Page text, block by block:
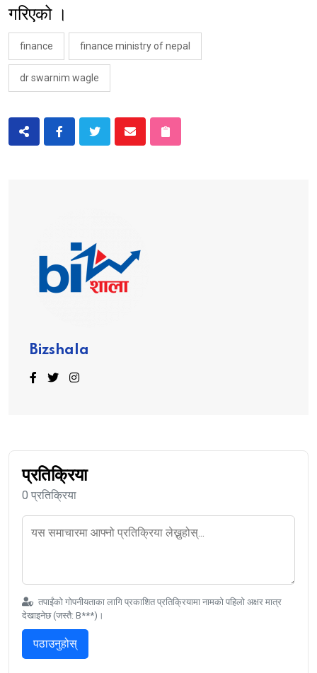
गरिएको ।
finance finance ministry of nepal
dr swarnim wagle
Bizshala
प्रतिक्रिया
0 प्रतिक्रिया
तपाईंको गोपनीयताका लागि प्रकाशित प्रतिक्रियामा नामको पहिलो अक्षर मात्र
देखाइनेछ (जस्तै: B***)।
पठाउनुहोस्